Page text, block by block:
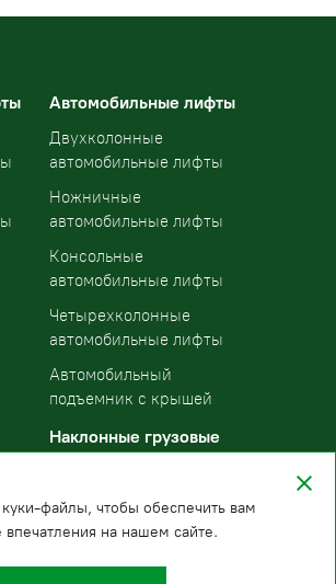
Автомобильные лифты
Двухколонные
автомобильные лифты
Ножничные
автомобильные лифты
Консольные
автомобильные лифты
Четырехколонные
автомобильные лифты
Автомобильный
подъемник с крышей
Наклонные грузовые
файлы, чтобы обеспечить вам
впечатления на нашем сайте.